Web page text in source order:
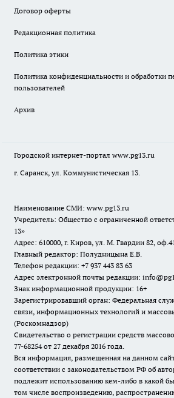
Договор оферты
Редакционная политика
Политика этики
Политика конфиденциальности и обработки
пользователей
Архив
Городской интернет-портал www.pg13.ru
г. Саранск, ул. Коммунистическая 13.
Наименование СМИ: www.pg13.ru
Учредитель: Общество с ограниченной
13»
Адрес: 610000, г. Киров, ул. М. Гвардии 82,
Главный редактор: Полудницына Е.В.
Телефон редакции: +7 937 443 83 63
Адрес электронной почты редакции:
Знак информационной продукции: 16+
Зарегистрировавший орган: Федеральная
связи, информационных технологий и
(Роскомнадзор)
Свидетельство о регистрации средств
77-68254 от 27 декабря 2016 года.
Вся информация, размещенная на данном
соответствии с законодательством РФ об
подлежит использованию кем-либо в какой
том числе воспроизведению,